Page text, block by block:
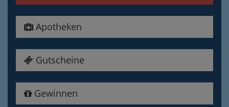
Apotheken
Gutscheine
Gewinnen